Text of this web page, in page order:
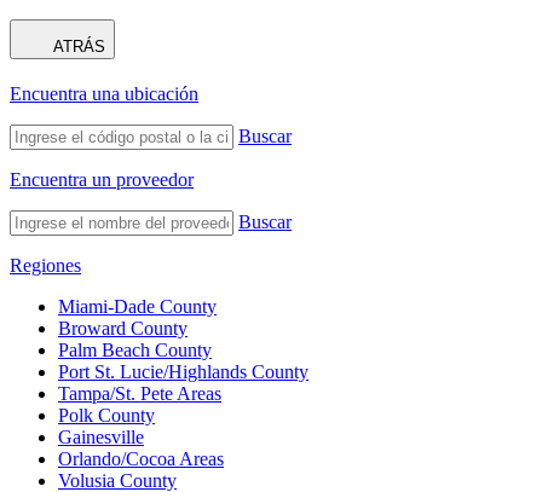
ATRÁS
Encuentra una ubicación
Buscar
Encuentra un proveedor
Buscar
Regiones
Miami-Dade County
Broward County
Palm Beach County
Port St. Lucie/Highlands County
Tampa/St. Pete Areas
Polk County
Gainesville
Orlando/Cocoa Areas
Volusia County